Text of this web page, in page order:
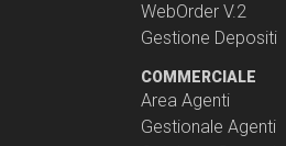
WebOrder V.2
Gestione Depositi
COMMERCIALE
Area Agenti
Gestionale Agenti